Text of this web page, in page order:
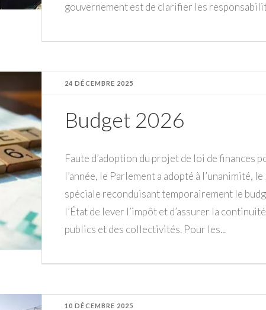
gouvernement est de clarifier les
24 DÉCEMBRE 2025
Budget 2026
Faute d’adoption du projet de loi de finances
l’année, le Parlement a adopté à l’unanimité,
spéciale reconduisant temporairement le
l’État de lever l’impôt et d’assurer la
publics et des collectivités. Pour les...
10 DÉCEMBRE 2025